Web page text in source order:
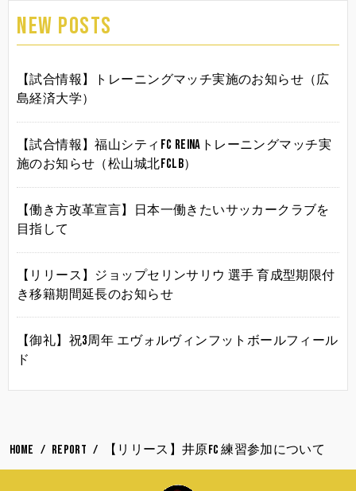
NEW POSTS
【試合情報】トレーニングマッチ実施のお知らせ（広
島経済大学）
【試合情報】福山シティFC Reinaトレーニングマッチ実
施のお知らせ（松山城北FCLB）
【働き方改革宣言】日本一働きたいサッカークラブを
目指して
【リリース】ジョップセリンサリウ 選手 育成型期限付
き移籍期間延長のお知らせ
【御礼】祝3周年 エヴォルヴィンフットボールフィール
ド
HOME REPORT 【リリース】井原FC 練習参加について